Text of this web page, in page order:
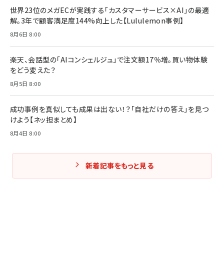
世界23位のメガECが実践する「カスタマーサービス×AI」の最適
解。3年で顧客満足度144%向上した【Lululemon事例】
8月6日 8:00
楽天、会話型の「AIコンシェルジュ」で注文額17％増。買い物体験
をどう変えた？
8月5日 8:00
成功事例を真似しても成果は出ない！？「自社だけの答え」を見つ
けよう【ネッ担まとめ】
8月4日 8:00
新着記事をもっと見る